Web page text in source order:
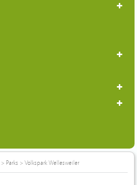
> Parks > Volkspark Wellesweiler